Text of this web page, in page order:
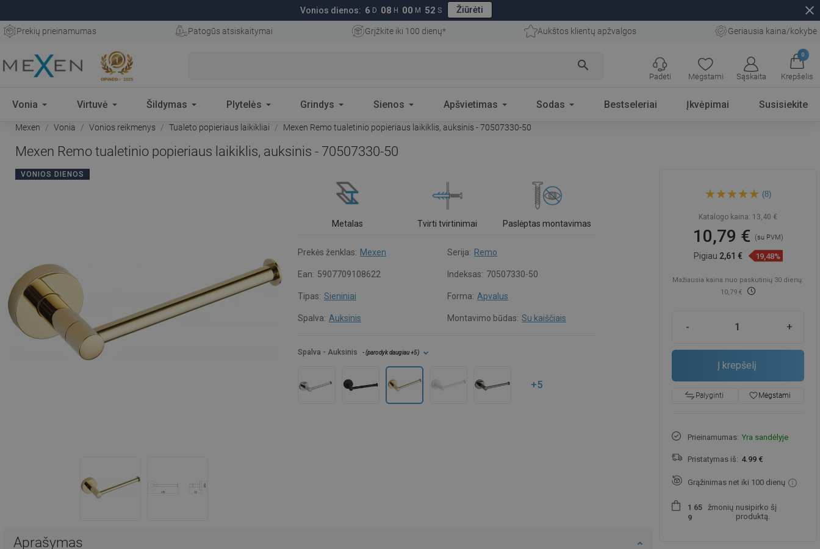
Vonios dienos: 6 D 08 H 00 M 51 S Žiūrėti close
Prekių prieinamumas Patogūs atsiskaitymai Grįžkite iki 100 dienų* Aukštos klientų apžvalgos Geriausia kaina/kokybė
search
Mėgstami Sąskaita
0
Krepšelis
Padėti
Vonia Virtuvė Šildymas Plytelės Grindys Sienos Apšvietimas Sodas Bestseleriai Įkvėpimai Susisiekite
Mexen Vonia Vonios reikmenys Tualeto popieriaus laikikliai Mexen Remo tualetinio popieriaus laikiklis, auksinis - 70507330-50
Mexen Remo tualetinio popieriaus laikiklis, auksinis - 70507330-50
VONIOS DIENOS
Metalas Tvirti tvirtinimai Paslėptas montavimas
Prekės ženklas: Mexen Serija: Remo
Ean: 5907709108622 Indeksas: 70507330-50
Tipas: Sieniniai Forma: Apvalus
Spalva: Auksinis Montavimo būdas: Su kaiščiais
Spalva - Auksinis - (parodyk daugiau+5)
+5
Aprašymas
popieriaus laikiklis, auksinis -
(8)
Katalogo kaina: 13,40 €
10,79 € (su PVM)
Pigiau 2,61 € 19,48%
Mažiausia kaina nuo paskutinių 30 dienų:
10,79 €
- +
Į krepšelį
Palyginti favorite_borderMėgstami
Prieinamumas: Yra sandėlyje
Pristatymas iš: 4.99 €
Grąžinimas net iki 100 dienų
1 65
9
žmonių nusipirko šį
produktą.